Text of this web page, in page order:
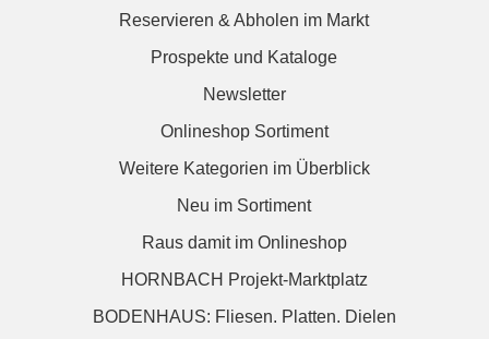
Reservieren & Abholen im Markt
Prospekte und Kataloge
Newsletter
Onlineshop Sortiment
Weitere Kategorien im Überblick
Neu im Sortiment
Raus damit im Onlineshop
HORNBACH Projekt-Marktplatz
BODENHAUS: Fliesen. Platten. Dielen